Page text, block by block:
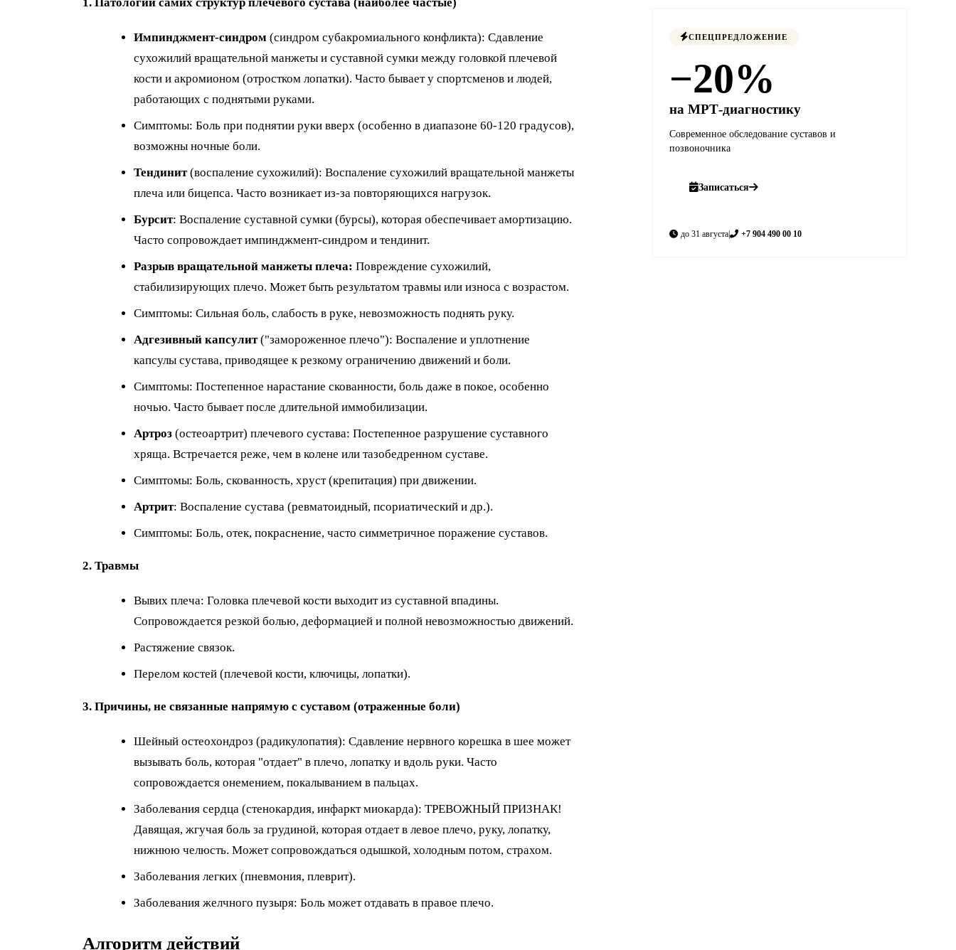
1. Патологии самих структур плечевого сустава (наиболее частые)
Импинджмент-синдром (синдром субакромиального конфликта): Сдавление
сухожилий вращательной манжеты и суставной сумки между головкой плечевой
кости и акромионом (отростком лопатки). Часто бывает у спортсменов и людей,
работающих с поднятыми руками.
Симптомы: Боль при поднятии руки вверх (особенно в диапазоне 60-120 градусов),
возможны ночные боли.
Тендинит(воспаление сухожилий): Воспаление сухожилий вращательной манжеты
плеча или бицепса. Часто возникает из-за повторяющихся нагрузок.
Бурсит: Воспаление суставной сумки (бурсы), которая обеспечивает амортизацию.
Часто сопровождает импинджмент-синдром и тендинит.
Разрыв вращательной манжеты плеча: Повреждение сухожилий,
стабилизирующих плечо. Может быть результатом травмы или износа с возрастом.
Симптомы: Сильная боль, слабость в руке, невозможность поднять руку.
Адгезивный капсулит("замороженное плечо"): Воспаление и уплотнение
капсулы сустава, приводящее к резкому ограничению движений и боли.
Симптомы: Постепенное нарастание скованности, боль даже в покое, особенно
ночью. Часто бывает после длительной иммобилизации.
Артроз (остеоартрит) плечевого сустава: Постепенное разрушение суставного
хряща. Встречается реже, чем в колене или тазобедренном суставе.
Симптомы: Боль, скованность, хруст (крепитация) при движении.
Артрит: Воспаление сустава (ревматоидный, псориатический и др.).
Симптомы: Боль, отек, покраснение, часто симметричное поражение суставов.
2. Травмы
Вывих плеча: Головка плечевой кости выходит из суставной впадины.
Сопровождается резкой болью, деформацией и полной невозможностью движений.
Растяжение связок.
Перелом костей (плечевой кости, ключицы, лопатки).
3. Причины, не связанные напрямую с суставом (отраженные боли)
Шейный остеохондроз (радикулопатия): Сдавление нервного корешка в шее может
вызывать боль, которая "отдает" в плечо, лопатку и вдоль руки. Часто
сопровождается онемением, покалыванием в пальцах.
Заболевания сердца (стенокардия, инфаркт миокарда): ТРЕВОЖНЫЙ ПРИЗНАК!
Давящая, жгучая боль за грудиной, которая отдает в левое плечо, руку, лопатку,
нижнюю челюсть. Может сопровождаться одышкой, холодным потом, страхом.
Заболевания легких (пневмония, плеврит).
Заболевания желчного пузыря: Боль может отдавать в правое плечо.
Алгоритм действий
СПЕЦПРЕДЛОЖЕНИЕ
−20%
на МРТ-диагностику
Современное обследование суставов и
позвоночника
Записаться
до 31 августа| +7 904 490 00 10